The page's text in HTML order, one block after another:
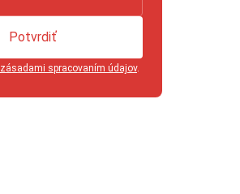
zásadami spracovaním údajov.
Potvrdiť